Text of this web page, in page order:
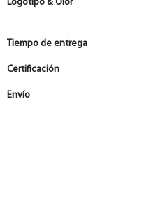
Logotipo & Olor
Tiempo de entrega
Certificación
Envío